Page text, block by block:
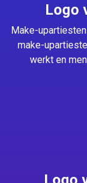
Logo
Make-
make-
werkt en